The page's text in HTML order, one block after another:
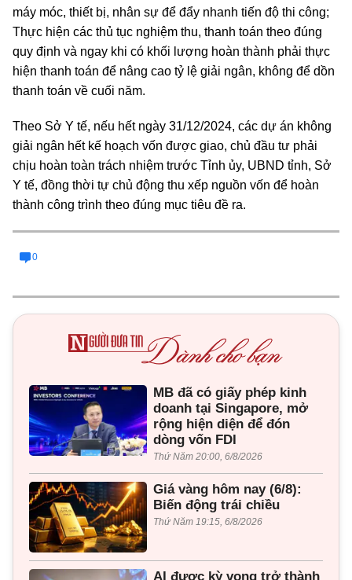
máy móc, thiết bị, nhân sự để đẩy nhanh tiến độ thi công;
Thực hiện các thủ tục nghiệm thu, thanh toán theo đúng
quy định và ngay khi có khối lượng hoàn thành phải thực
hiện thanh toán để nâng cao tỷ lệ giải ngân, không để dồn
thanh toán về cuối năm.
Theo Sở Y tế, nếu hết ngày 31/12/2024, các dự án không
giải ngân hết kế hoạch vốn được giao, chủ đầu tư phải
chịu hoàn toàn trách nhiệm trước Tỉnh ủy, UBND tỉnh, Sở
Y tế, đồng thời tự chủ động thu xếp nguồn vốn để hoàn
thành công trình theo đúng mục tiêu đề ra.
0
MB đã có giấy phép kinh
doanh tại Singapore, mở
rộng hiện diện để đón
dòng vốn FDI
Thứ Năm 20:00, 6/8/2026
Giá vàng hôm nay (6/8):
Biến động trái chiều
Thứ Năm 19:15, 6/8/2026
AI được kỳ vọng trở thành